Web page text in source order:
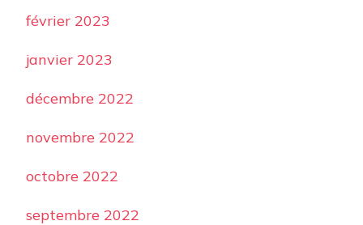
février 2023
janvier 2023
décembre 2022
novembre 2022
octobre 2022
septembre 2022